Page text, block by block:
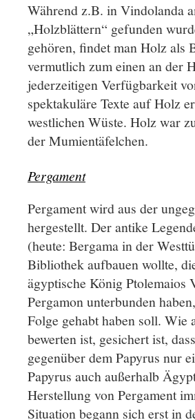
Während z.B. in Vindolanda
„Holzblättern“ gefunden
gehören, findet man Holz als
vermutlich zum einen an der
jederzeitigen Verfügbarkeit
spektakuläre Texte auf Holz
westlichen Wüste. Holz war
der Mumientäfelchen.
Pergament
Pergament wird aus der
hergestellt. Der antike
(heute: Bergama in der
Bibliothek aufbauen wollte,
ägyptische König Ptolemaios
Pergamon unterbunden
Folge gehabt haben soll. Wie
bewerten ist, gesichert ist,
gegenüber dem Papyrus nur
Papyrus auch außerhalb
Herstellung von Pergament
Situation begann sich erst in